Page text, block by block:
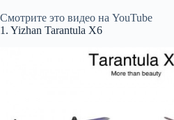
Смотрите это видео на YouTube
1. Yizhan Tarantula X6